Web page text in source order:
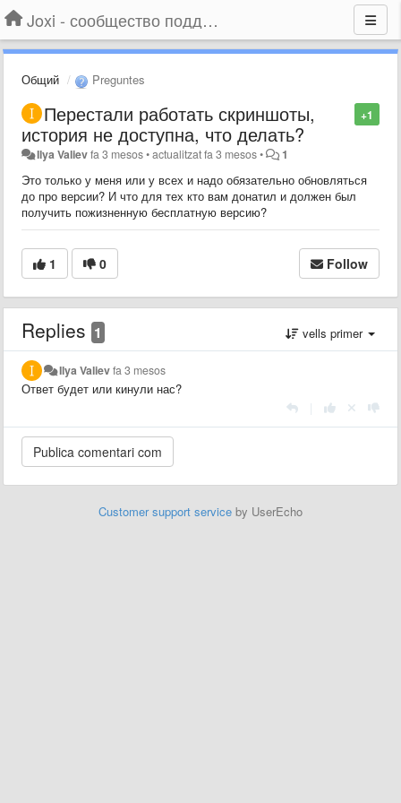
Joxi - сообщество поддержки
Общий Preguntes
+1
Перестали работать скриншоты,
история не доступна, что делать?
Ilya Valievfa 3 mesos•actualitzatfa 3 mesos• 1
Это только у меня или у всех и надо обязательно обновляться
до про версии? И что для тех кто вам донатил и должен был
получить пожизненную бесплатную версию?
1 0 Follow
Replies 1 vells primer
Ilya Valievfa 3 mesos
Ответ будет или кинули нас?
Customer support service by UserEcho